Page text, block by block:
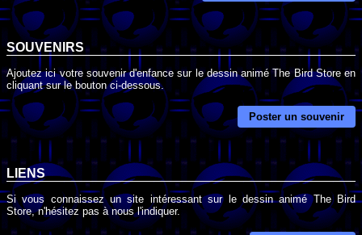
SOUVENIRS
Ajoutez ici votre souvenir d'enfance sur le dessin animé The Bird Store en
cliquant sur le bouton ci-dessous.
Poster un souvenir
LIENS
Si vous connaissez un site intéressant sur le dessin animé The Bird
Store, n'hésitez pas à nous l'indiquer.